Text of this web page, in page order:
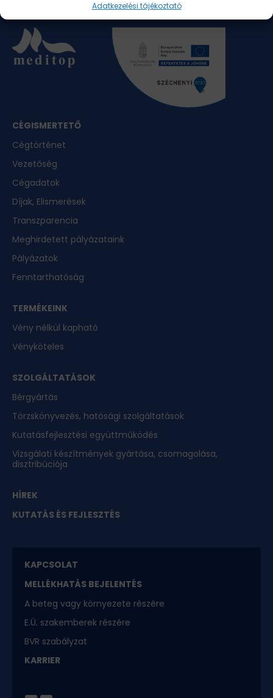
Adatkezelési tájékoztató
CÉGISMERTETŐ
Cégtörténet
Vezetőség
Cégadatok
Díjak, Elismerések
Transzparencia
Meghirdetett pályázataink
Pályázatok
Fenntarthatóság
TERMÉKEINK
Vény nélkül kapható
Vényköteles
SZOLGÁLTATÁSOK
Bérgyártás
Törzskönyvezés, hatósági szolgáltatások
Kutatásfejlesztési együttműködés
Vizsgálati készítmények gyártása, csomagolása,
disztribúciója
HÍREK
KUTATÁS ÉS FEJLESZTÉS
KAPCSOLAT
MELLÉKHATÁS BEJELENTÉS
A beteg vagy környezete részére
E.Ü. szakemberek részére
BVR szabályzat
KARRIER